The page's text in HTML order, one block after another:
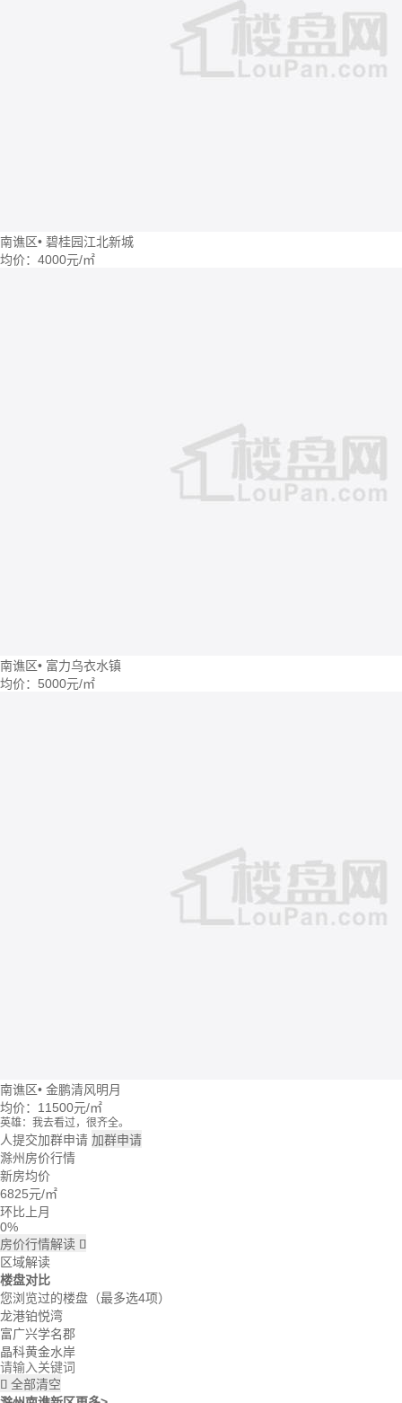
南谯区• 碧桂园江北新城
均价： 4000元/㎡
南谯区• 富力乌衣水镇
均价： 5000元/㎡
南谯区• 金鹏清风明月
均价： 11500元/㎡
英雄：我去看过，很齐全。
牛转乾坤：这个楼盘价格波动大么？
回忆：我建议你们去楼盘看看。
大头：也可以直接咨询置业管家。
吃了么：什么时候大家一起去看看。
蓝天：上周我已经签合同了。
雪花飘飘：好的呢。
人提交加群申请 加群申请
滁州房价行情
新房均价
6825元/㎡
环比上月
0%
房价行情解读 
区域解读
楼盘对比
您浏览过的楼盘 （最多选4项）
龙港铂悦湾
富广兴学名郡
晶科黄金水岸
 全部清空